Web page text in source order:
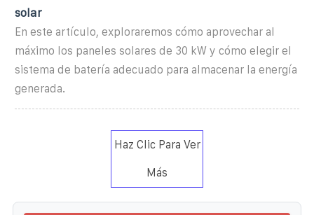
solar
En este artículo, exploraremos cómo aprovechar al
máximo los paneles solares de 30 kW y cómo elegir el
sistema de batería adecuado para almacenar la energía
generada.
Haz Clic Para Ver
Más